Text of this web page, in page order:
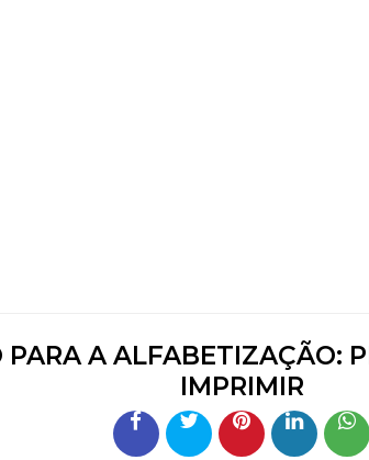
A ALFABETIZAÇÃO:
IMPRIMIR